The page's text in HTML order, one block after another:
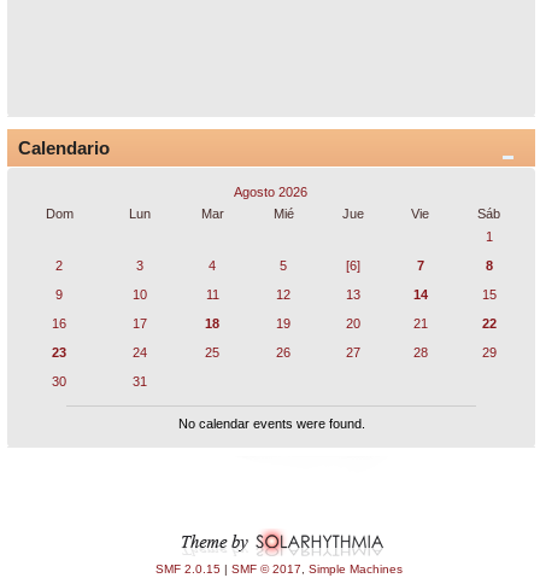
Calendario
Agosto 2026
Dom
Lun Mar Mié Jue Vie
Sáb
1
2
3 4 5 [6] 7
8
9
10 11 12 13 14
15
16
17 18 19 20 21
22
23
24 25 26 27 28
29
30
31
No calendar events were found.
SMF 2.0.15 | SMF © 2017 Simple Machines